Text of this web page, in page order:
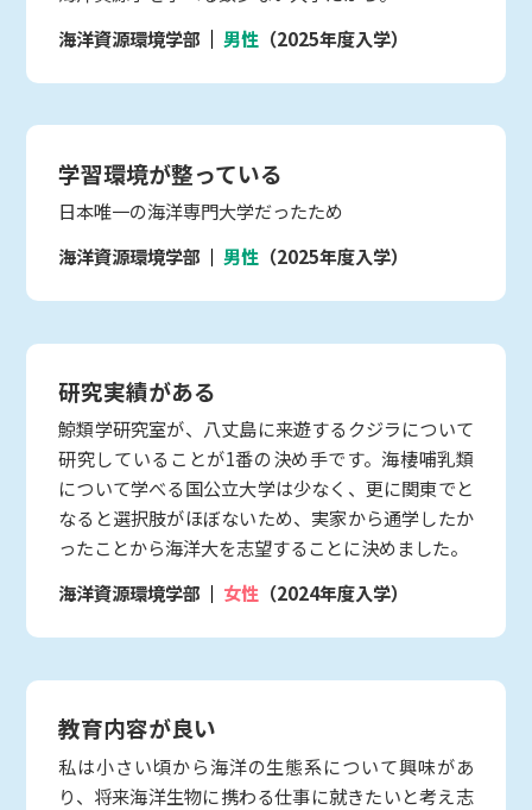
海洋資源環境学部
男性 （2025年度入学）
学習環境が整っている
日本唯一の海洋専門大学だったため
海洋資源環境学部
男性 （2025年度入学）
研究実績がある
鯨類学研究室が、八丈島に来遊するクジラについて
研究していることが1番の決め手です。海棲哺乳類
について学べる国公立大学は少なく、更に関東でと
なると選択肢がほぼないため、実家から通学したか
ったことから海洋大を志望することに決めました。
海洋資源環境学部
女性 （2024年度入学）
教育内容が良い
私は小さい頃から海洋の生態系について興味があ
り、将来海洋生物に携わる仕事に就きたいと考え志